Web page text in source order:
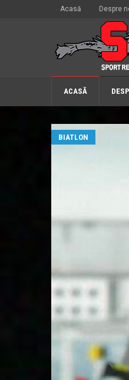
Acasă Despre
ACASĂ
BIATLON